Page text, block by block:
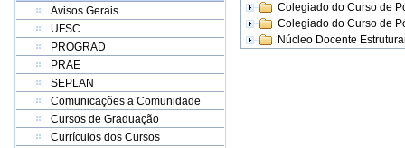
Avisos Gerais
UFSC
PROGRAD
PRAE
SEPLAN
Comunicações a Comunidade
Cursos de Graduação
Currículos dos Cursos
Colegiado do Curso de
Colegiado do Curso de
Núcleo Docente